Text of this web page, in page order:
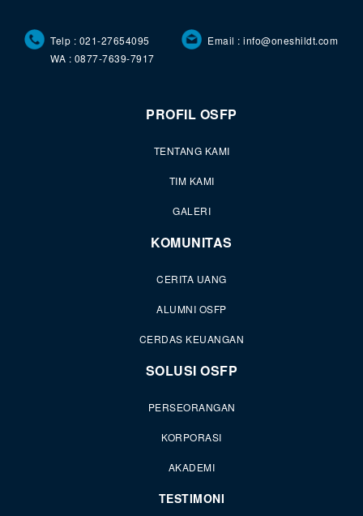
Telp : 021-27654095
WA : 0877-7639-7917
Email : info@oneshildt.com
PROFIL OSFP
TENTANG KAMI
TIM KAMI
GALERI
KOMUNITAS
CERITA UANG
ALUMNI OSFP
CERDAS KEUANGAN
SOLUSI OSFP
PERSEORANGAN
KORPORASI
AKADEMI
TESTIMONI